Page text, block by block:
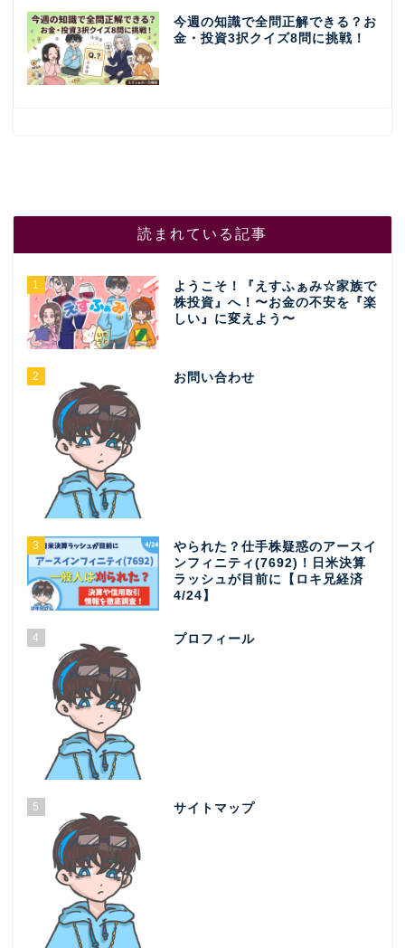
今週の知識で全問正解できる？お
金・投資3択クイズ8問に挑戦！
読まれている記事
1
ようこそ！『えすふぁみ☆家族で
株投資』へ！〜お金の不安を『楽
しい』に変えよう〜
2 お問い合わせ
3
やられた？仕手株疑惑のアースイ
ンフィニティ(7692)！日米決算
ラッシュが目前に【ロキ兄経済
4/24】
4 プロフィール
5 サイトマップ